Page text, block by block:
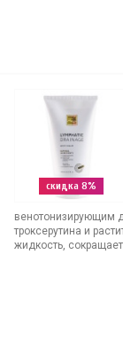
скидка 8%
венотонизирующим
троксерутина и
жидкость,